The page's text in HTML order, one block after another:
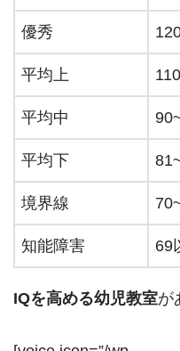
優秀
平均上
平均中
平均下
境界線
知能障害 69
IQを高める幼児教室が